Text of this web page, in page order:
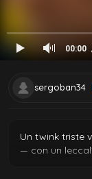
00:00
sergoban34
Un twink triste
— con un